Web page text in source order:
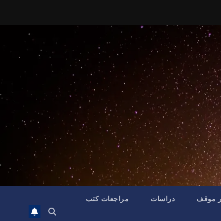
موقف دراسات مراجعات كتب